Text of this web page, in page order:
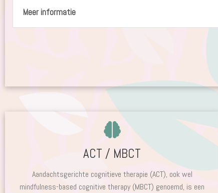
Meer informatie
ACT / MBCT
Aandachtsgerichte cognitieve therapie (ACT), ook wel
mindfulness-based cognitive therapy (MBCT) genoemd, is een